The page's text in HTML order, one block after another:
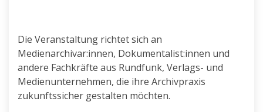
Die Veranstaltung richtet sich an
Medienarchivar:innen, Dokumentalist:innen und
andere Fachkräfte aus Rundfunk, Verlags- und
Medienunternehmen, die ihre Archivpraxis
zukunftssicher gestalten möchten.